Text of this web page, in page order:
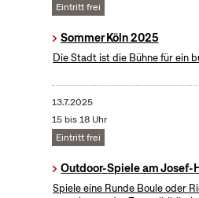
Eintritt frei
Sommer Köln 2025
Die Stadt ist die Bühne für ein
13.7.2025
15 bis 18 Uhr
Eintritt frei
Outdoor-Spiele am Josef-
Spiele eine Runde Boule oder